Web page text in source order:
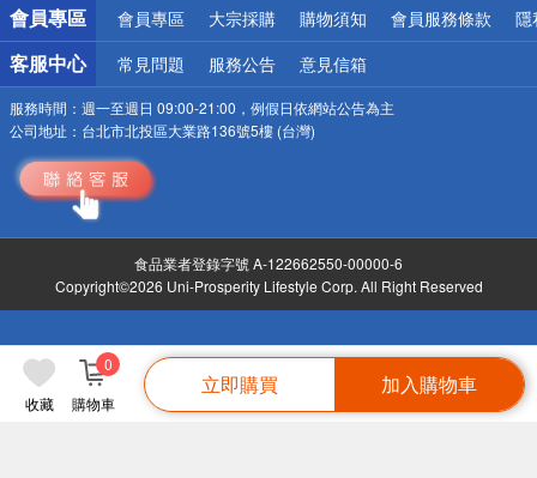
收藏 購物車
0
立即購買 加入購物車
會員專區 會員專區 大宗採購 購物須知 會員服務條款 隱
客服中心 常見問題 服務公告 意見信箱
服務時間： 週一至週日 09:00-21:00，例假日依網站公告為主
公司地址： 台北市北投區大業路136號5樓 (台灣)
食品業者登錄字號 A-122662550-00000-6
Copyright©2026 Uni-Prosperity Lifestyle Corp. All Right Reserved